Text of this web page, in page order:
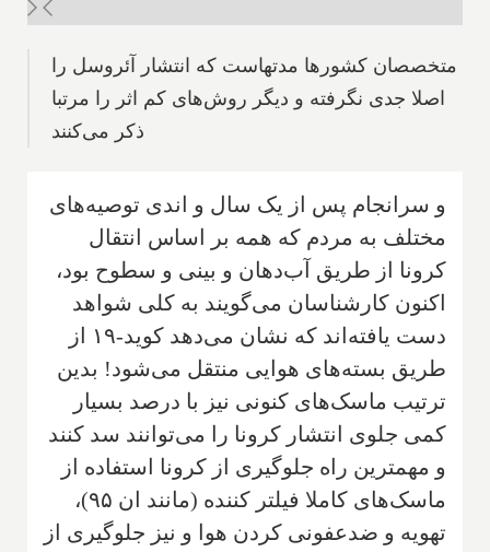
متخصصان کشورها مدتهاست که انتشار آئروسل را
اصلا جدی نگرفته و دیگر روش‌های کم اثر را مرتبا
ذکر می‌کنند
و سرانجام پس از یک سال و اندی توصیه‌های
مختلف به مردم که همه بر اساس انتقال
کرونا از طریق آب‌دهان و بینی و سطوح بود،
اکنون کارشناسان می‌گویند به کلی شواهد
دست یافته‌اند که نشان می‌دهد کوید-۱۹ از
طریق بسته‌های هوایی منتقل می‌شود! بدین
ترتیب ماسک‌های کنونی نیز با درصد بسیار
کمی جلوی انتشار کرونا را می‌توانند سد کنند
و مهمترین راه جلوگیری از کرونا استفاده از
ماسک‌های کاملا فیلتر کننده (مانند ان ۹۵)،
تهویه و ضدعفونی کردن هوا و نیز جلوگیری از